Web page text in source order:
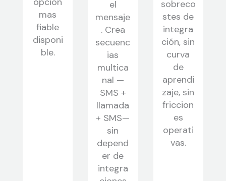
mas
fiable
disponi
ble.
el
mensaje
. Crea
secuenc
ias
multica
nal —
SMS +
llamada
+ SMS—
sin
depend
er de
integra
sobreco
stes de
integra
ción, sin
curva
de
aprendi
zaje, sin
friccion
es
operati
vas.